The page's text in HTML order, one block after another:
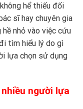
hể thiếu đối
sĩ hay chuyên gia
nhỏ vào việc cứu
tìm hiểu lý do gì
lựa chọn sử dụng
người lựa